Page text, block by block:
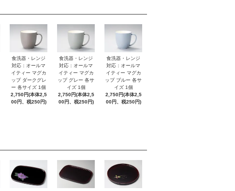
食洗器・レンジ
対応：オールマ
イティー マグカ
ップ ダークグレ
ー 各サイズ 1個
2,750円(本体2,5
00円、税250円)
食洗器・レンジ
対応：オールマ
イティー マグカ
ップ グレー 各サ
イズ 1個
2,750円(本体2,5
00円、税250円)
食洗器・レンジ
対応：オールマ
イティー マグカ
ップ ブルー 各サ
イズ 1個
2,750円(本体2,5
00円、税250円)